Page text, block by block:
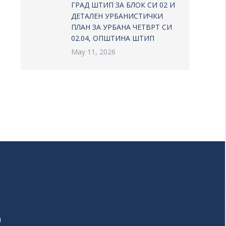
ГРАД ШТИП ЗА БЛОК СИ 02 И
ДЕТАЛЕН УРБАНИСТИЧКИ
ПЛАН ЗА УРБАНА ЧЕТВРТ СИ
02.04, ОПШТИНА ШТИП
May 11, 2026